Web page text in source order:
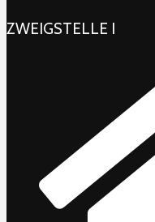
ZWEIGSTELLE I